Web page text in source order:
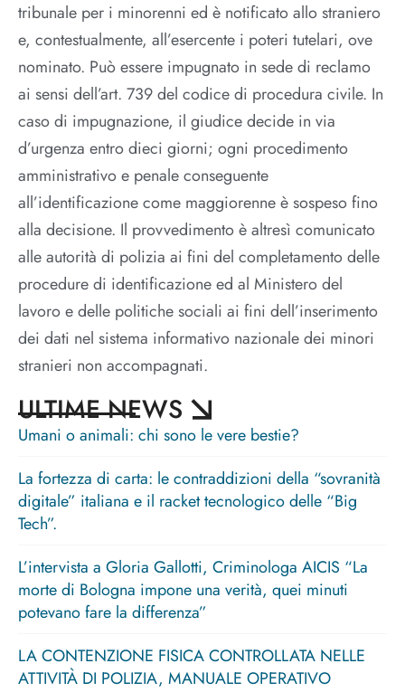
tribunale per i minorenni ed è notificato allo straniero
e, contestualmente, all’esercente i poteri tutelari, ove
nominato. Può essere impugnato in sede di reclamo
ai sensi dell’art. 739 del codice di procedura civile. In
caso di impugnazione, il giudice decide in via
d’urgenza entro dieci giorni; ogni procedimento
amministrativo e penale conseguente
all’identificazione come maggiorenne è sospeso fino
alla decisione. Il provvedimento è altresì comunicato
alle autorità di polizia ai fini del completamento delle
procedure di identificazione ed al Ministero del
lavoro e delle politiche sociali ai fini dell’inserimento
dei dati nel sistema informativo nazionale dei minori
stranieri non accompagnati.
ULTIME NEWS
Umani o animali: chi sono le vere bestie?
La fortezza di carta: le contraddizioni della “sovranità
digitale” italiana e il racket tecnologico delle “Big
Tech”.
L’intervista a Gloria Gallotti, Criminologa AICIS “La
morte di Bologna impone una verità, quei minuti
potevano fare la differenza”
LA CONTENZIONE FISICA CONTROLLATA NELLE
ATTIVITÀ DI POLIZIA, MANUALE OPERATIVO